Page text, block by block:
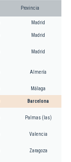
Provincia
Madrid
Madrid
Madrid
Almería
Málaga
Barcelona
Palmas (las)
Valencia
Zaragoza